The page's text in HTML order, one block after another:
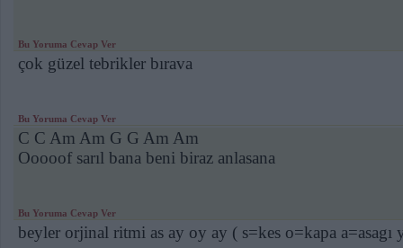
Bu Yoruma Cevap Ver
çok güzel tebrikler bırava
Bu Yoruma Cevap Ver
C C Am Am G G Am Am
Ooooof sarıl bana beni biraz anlasana
Bu Yoruma Cevap Ver
beyler orjinal ritmi as ay oy ay ( s=kes o=kapa a=asagı